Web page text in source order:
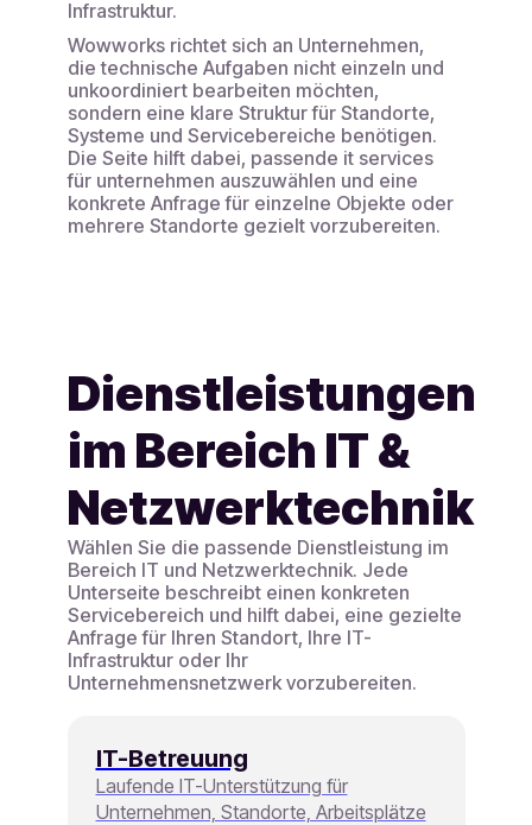
Infrastruktur.
Wowworks richtet sich an Unternehmen,
die technische Aufgaben nicht einzeln und
unkoordiniert bearbeiten möchten,
sondern eine klare Struktur für Standorte,
Systeme und Servicebereiche benötigen.
Die Seite hilft dabei, passende it services
für unternehmen auszuwählen und eine
konkrete Anfrage für einzelne Objekte oder
mehrere Standorte gezielt vorzubereiten.
Dienstleistungen
im Bereich IT &
Netzwerktechnik
Wählen Sie die passende Dienstleistung im
Bereich IT und Netzwerktechnik. Jede
Unterseite beschreibt einen konkreten
Servicebereich und hilft dabei, eine gezielte
Anfrage für Ihren Standort, Ihre IT-
Infrastruktur oder Ihr
Unternehmensnetzwerk vorzubereiten.
IT-Betreuung
Laufende IT-Unterstützung für
Unternehmen, Standorte, Arbeitsplätze